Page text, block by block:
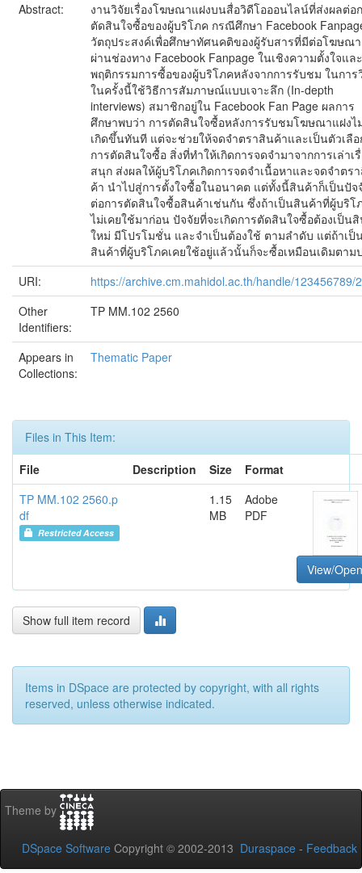
Abstract:
งานวิจัยเรื่องโฆษณาแฝงบนสื่อวิดีโอออนไลน์ที่ส่งผลต่อ
ตัดสินใจซื้อของผู้บริโภค กรณีศึกษา Facebook
วัตถุประสงค์เพื่อศึกษาทัศนคติของผู้รับสารที่มีต่อโฆษณ
ผ่านช่องทาง Facebook Fanpage ในเชิงความตั้งใจและ
พฤติกรรมการซื้อของผู้บริโภคหลังจากการรับชม ในการ
ในครั้งนี้ใช้วิธีการสัมภาษณ์แบบเจาะลึก (In-depth
interviews) สมาชิกอยู่ใน Facebook Fan Page ผลการ
ศึกษาพบว่า การตัดสินใจซื้อหลังการรับชมโฆษณาแฝงไ
เกิดขึ้นทันที แต่จะช่วยให้จดจำตราสินค้าและเป็นตัวเลื
การตัดสินใจซื้อ สิ่งที่ทำให้เกิดการจดจำมาจากการเล่าเ
สนุก ส่งผลให้ผู้บริโภคเกิดการจดจำเนื้อหาและจดจำตร
ค้า นำไปสู่การตั้งใจซื้อในอนาคต แต่ทั้งนี้สินค้าก็เป็นปัจ
ต่อการตัดสินใจซื้อสินค้าเช่นกัน ซึ่งถ้าเป็นสินค้าที่ผู้บริโ
ไม่เคยใช้มาก่อน ปัจจัยที่จะเกิดการตัดสินใจซื้อต้องเป็น
ใหม่ มีโปรโมชั่น และจำเป็นต้องใช้ ตามลำดับ แต่ถ้าเป็
สินค้าที่ผู้บริโภคเคยใช้อยู่แล้วนั้นก็จะซื้อเหมือนเดิมตาม
URI:
https://archive.cm.mahidol.ac.th/handle/123456789/
Other
Identifiers:
TP MM.102 2560
Appears in
Collections:
Thematic Paper
Files in This Item:
File
Description Size
Format
TP MM.102 2560.p
df
Restricted Access
1.15
MB
Adobe
PDF
View/Open
Show full item record
Items in DSpace are protected by copyright, with all rights
reserved, unless otherwise indicated.
Theme by
DSpace Software Copyright © 2002-2013 Duraspace - Feedback